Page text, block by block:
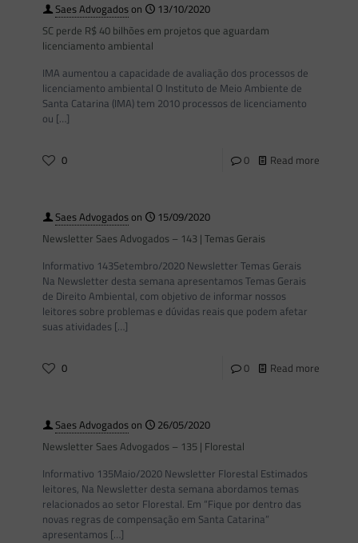
Saes Advogadoson
13/10/2020
SC perde R$ 40 bilhões em projetos que aguardam
licenciamento ambiental
IMA aumentou a capacidade de avaliação dos processos de
licenciamento ambiental O Instituto de Meio Ambiente de
Santa Catarina (IMA) tem 2010 processos de licenciamento
ou […]
0 0 Read more
Saes Advogadoson
15/09/2020
Newsletter Saes Advogados – 143 | Temas Gerais
Informativo 143Setembro/2020 Newsletter Temas Gerais
Na Newsletter desta semana apresentamos Temas Gerais
de Direito Ambiental, com objetivo de informar nossos
leitores sobre problemas e dúvidas reais que podem afetar
suas atividades […]
0 0 Read more
Saes Advogadoson
26/05/2020
Newsletter Saes Advogados – 135 | Florestal
Informativo 135Maio/2020 Newsletter Florestal Estimados
leitores, Na Newsletter desta semana abordamos temas
relacionados ao setor Florestal. Em “Fique por dentro das
novas regras de compensação em Santa Catarina”
apresentamos […]